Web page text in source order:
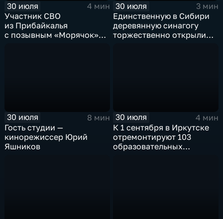
30 июля
4 мин
Участник СВО
из Прибайкалья
с позывным «Морячок»
30 июля
3 мин
Единственную в Сибири
деревянную синагогу
торжественно открыли
30 июля
8 мин
Гость студии —
кинорежиссер Юрий
Яшников
30 июля
4 мин
К 1 сентября в Иркутске
отремонтируют 103
образовательных